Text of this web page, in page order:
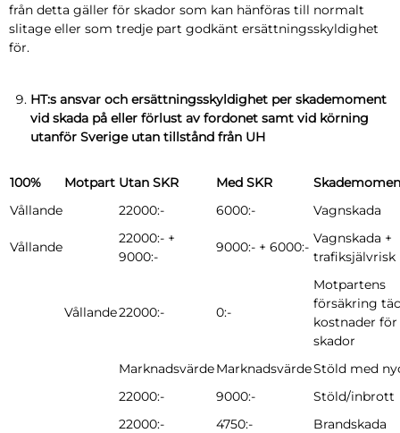
från detta gäller för skador som kan hänföras till normalt
slitage eller som tredje part godkänt ersättningsskyldighet
för.
HT:s ansvar och ersättningsskyldighet per skademoment
vid skada på eller förlust av fordonet samt vid körning
utanför Sverige utan tillstånd från UH
100% Motpart Utan SKR Med SKR
Vållande
22000:- 6000:- Vagnskada
Vållande
22000:- +
9000:-
9000:- + 6000:-
Vagnskada +
trafiksjälvrisk
Vållande22000:- 0:-
Motpartens
försäkring
kostnader för
skador
MarknadsvärdeMarknadsvärdeStöld med
22000:-
9000:-
Stöld/inbrott
22000:-
4750:-
Brandskada